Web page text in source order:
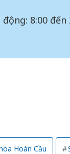
8:00 đến
Hoàn Cầu